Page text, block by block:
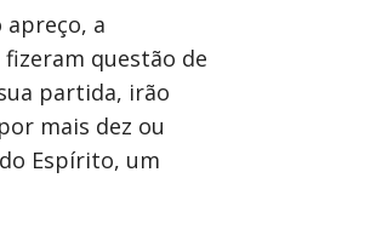
apreço, a
questão de
partida, irão
mais dez ou
Espírito, um